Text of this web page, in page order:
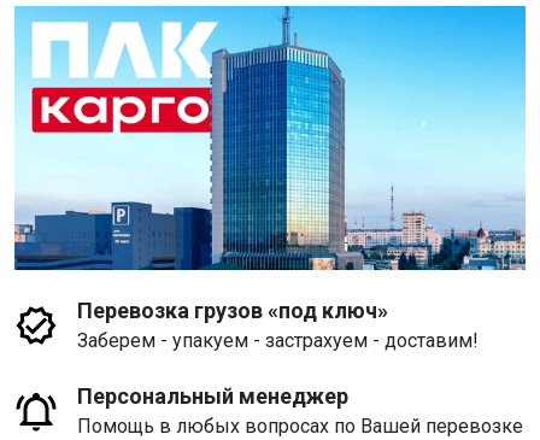
Перевозка грузов «под ключ»
Заберем - упакуем - застрахуем - доставим!
Персональный менеджер
Помощь в любых вопросах по Вашей перевозке